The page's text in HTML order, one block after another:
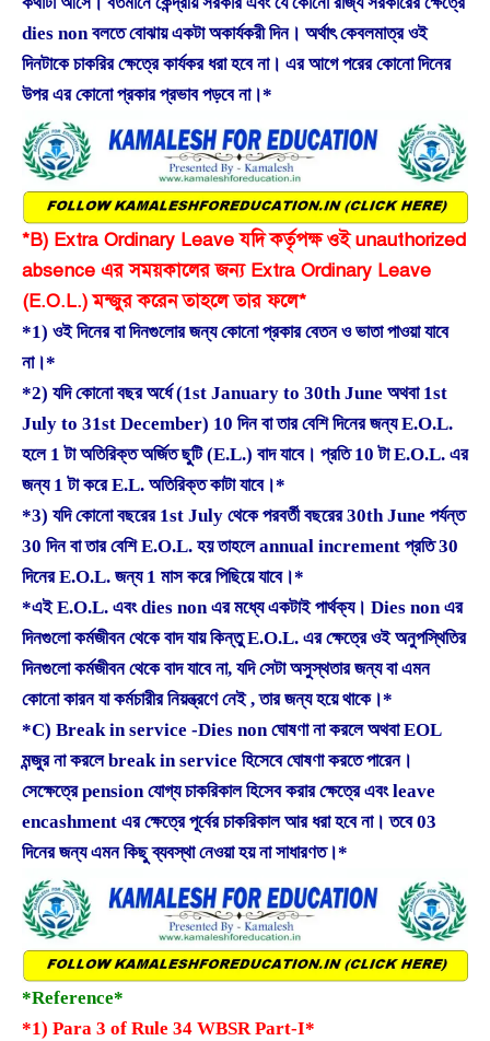
dies non বলতে বোঝায় একটা অকার্যকরী দিন। অর্থাৎ কেবলমাত্র ওই
দিনটাকে চাকরির ক্ষেত্রে কার্যকর ধরা হবে না। এর আগে পরের কোনো দিনের
উপর এর কোনো প্রকার প্রভাব পড়বে না।*
*B) Extra Ordinary Leave যদি কর্তৃপক্ষ ওই unauthorized
absence এর সময়কালের জন্য Extra Ordinary Leave
(E.O.L.) মন্জুর করেন তাহলে তার ফলে*
*1) ওই দিনের বা দিনগুলোর জন্য কোনো প্রকার বেতন ও ভাতা পাওয়া যাবে
না।*
*2) যদি কোনো বছর অর্ধে (1st January to 30th June অথবা 1st
July to 31st December) 10 দিন বা তার বেশি দিনের জন্য E.O.L.
হলে 1 টা অতিরিক্ত অর্জিত ছুটি (E.L.) বাদ যাবে। প্রতি 10 টা E.O.L. এর
জন্য 1 টা করে E.L. অতিরিক্ত কাটা যাবে।*
*3) যদি কোনো বছরের 1st July থেকে পরবর্তী বছরের 30th June পর্যন্ত
30 দিন বা তার বেশি E.O.L. হয় তাহলে annual increment প্রতি 30
দিনের E.O.L. জন্য 1 মাস করে পিছিয়ে যাবে।*
*এই E.O.L. এবং dies non এর মধ্যে একটাই পার্থক্য। Dies non এর
দিনগুলো কর্মজীবন থেকে বাদ যায় কিন্তু E.O.L. এর ক্ষেত্রে ওই অনুপস্থিতির
দিনগুলো কর্মজীবন থেকে বাদ যাবে না, যদি সেটা অসুস্থতার জন্য বা এমন
কোনো কারন যা কর্মচারীর নিয়ন্ত্রণে নেই , তার জন্য হয়ে থাকে।*
*C) Break in service -Dies non ঘোষণা না করলে অথবা EOL
মন্জুর না করলে break in service হিসেবে ঘোষণা করতে পারেন।
সেক্ষেত্রে pension যোগ্য চাকরিকাল হিসেব করার ক্ষেত্রে এবং leave
encashment এর ক্ষেত্রে পূর্বের চাকরিকাল আর ধরা হবে না। তবে 03
দিনের জন্য এমন কিছু ব্যবস্থা নেওয়া হয় না সাধারণত।*
*Reference*
*1) Para 3 of Rule 34 WBSR Part-I*